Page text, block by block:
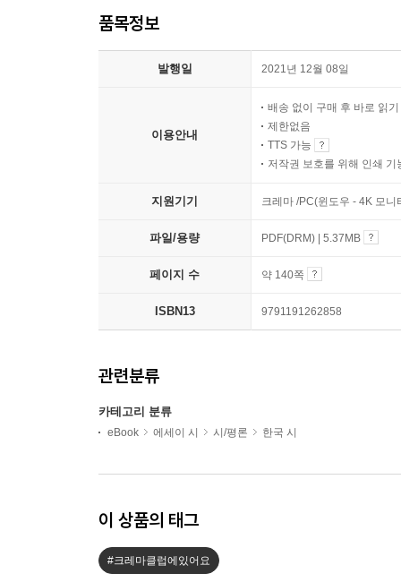
품목정보
발행일 2021년 12월 08일
이용안내
배송 없이 구매 후 바로 읽기
제한없음
TTS 가능
저작권 보호를 위해 인쇄 기
지원기기 크레마 /PC(윈도우 - 4K 모
파일/용량 PDF(DRM) | 5.37MB
페이지 수 약 140쪽
ISBN13 9791191262858
관련분류
카테고리 분류
eBook 에세이 시 시/평론 한국 시
이 상품의 태그
#크레마클럽에있어요